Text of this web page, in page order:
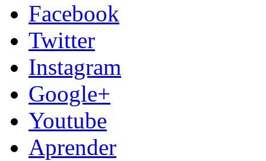
Facebook
Twitter
Instagram
Google+
Youtube
Aprender